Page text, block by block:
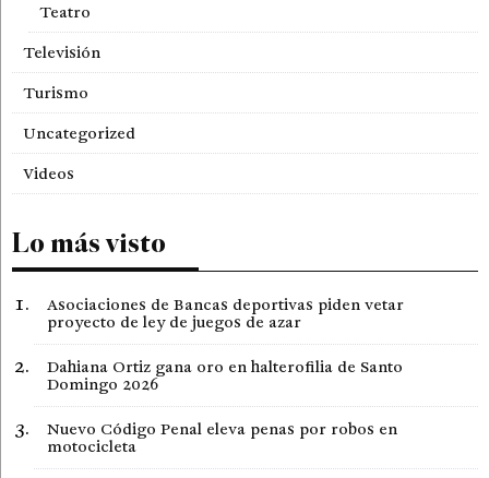
Teatro
Televisión
Turismo
Uncategorized
Videos
Lo más visto
Asociaciones de Bancas deportivas piden vetar
proyecto de ley de juegos de azar
Dahiana Ortiz gana oro en halterofilia de Santo
Domingo 2026
Nuevo Código Penal eleva penas por robos en
motocicleta